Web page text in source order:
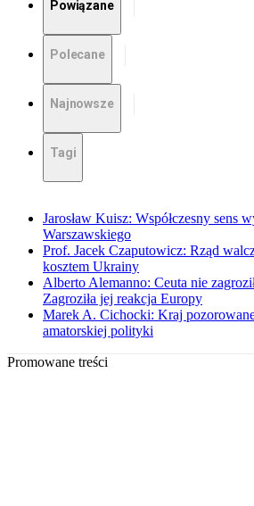
Powiązane
Polecane
Najnowsze
Tagi
Jarosław Kuisz: Współczesny sens
Warszawskiego
Prof. Jacek Czaputowicz: Rząd
kosztem Ukrainy
Alberto Alemanno: Ceuta nie
Zagroziła jej reakcja Europy
Marek A. Cichocki: Kraj
amatorskiej polityki
Promowane treści